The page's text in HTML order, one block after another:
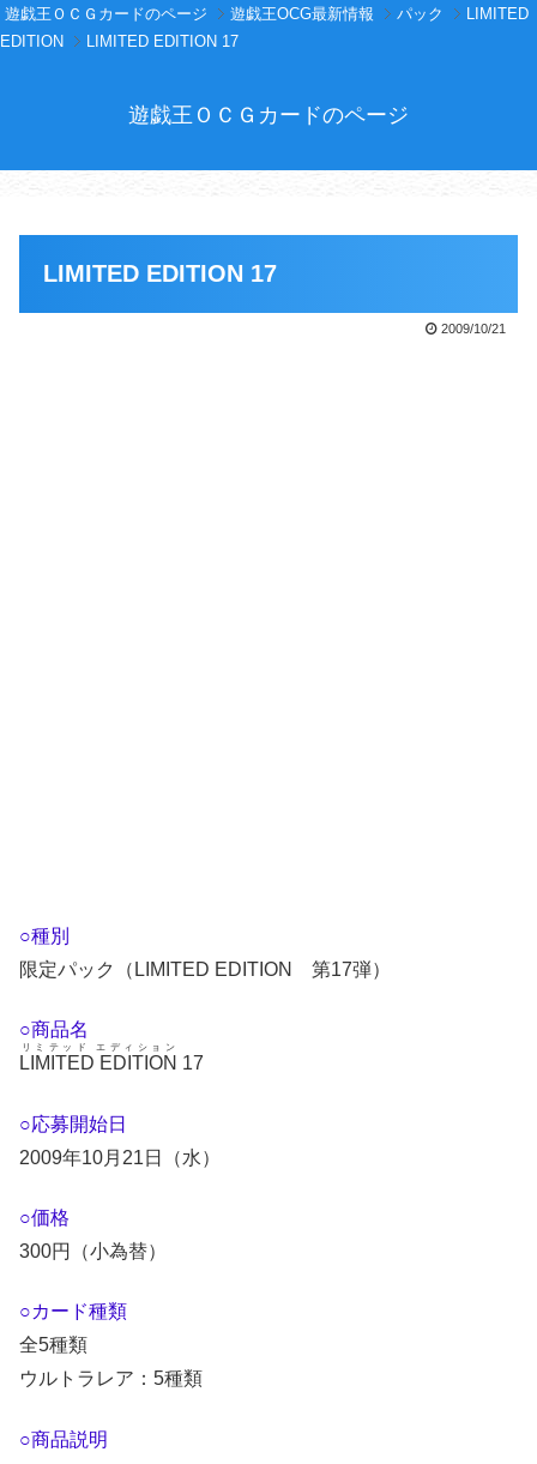
遊戯王ＯＣＧカードのページ 遊戯王OCG最新情報 パック
LIMITED
EDITION
LIMITED EDITION 17
遊戯王ＯＣＧカードのページ
LIMITED EDITION 17
2009/10/21
○種別
限定パック（LIMITED EDITION 第17弾）
○商品名
LIMITED EDITION
リミテッド エディション
17
○応募開始日
2009年10月21日（水）
○価格
300円（小為替）
○カード種類
全5種類
ウルトラレア：5種類
○商品説明